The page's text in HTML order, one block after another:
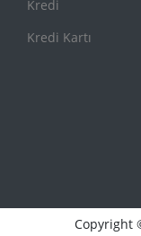
Kredi
Kredi Kartı
Copyright